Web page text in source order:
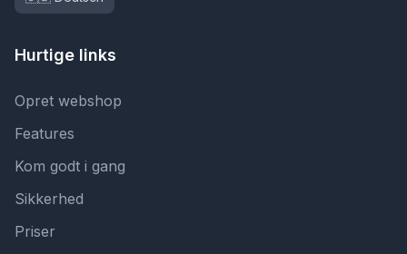
Hurtige links
Opret webshop
Features
Kom godt i gang
Sikkerhed
Priser